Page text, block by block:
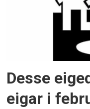
Desse
eigar i